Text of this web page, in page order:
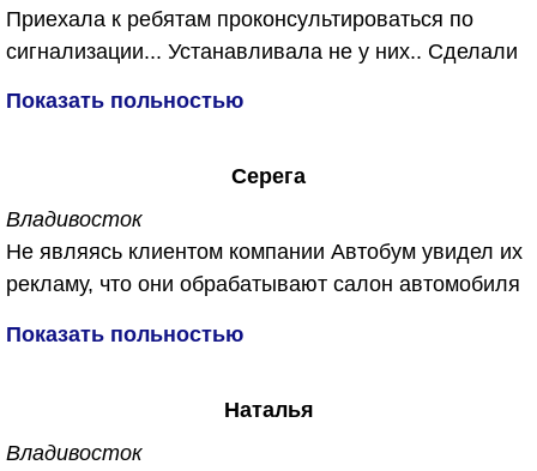
Приехала к ребятам проконсультироваться по
сигнализации... Устанавливала не у них.. Сделали
услуга озонирование салона. Не знаю что это
машина у меня после кузовного ремонта я
согласиась с удовольствием. Вы же знаете как
после кузовного ремонта пахнет ужасно в
машине... А сейчас пахнет чистым воздухм.
Показать польностью
Серега
Владивосток
Не являясь клиентом компании Автобум увидел их
рекламу, что они обрабатывают салон автомобиля
микробов ))))
Обещали, что в машине будет дышаться легко. Не
обманули. Спасибо огромное!
Показать польностью
Наталья
Владивосток